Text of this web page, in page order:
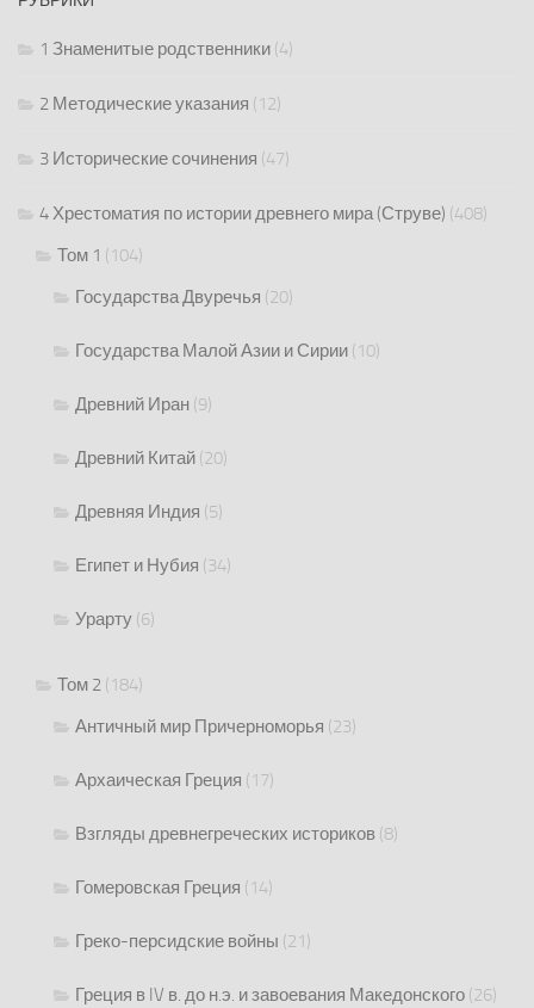
1 Знаменитые родственники (4)
2 Методические указания (12)
3 Исторические сочинения (47)
4 Хрестоматия по истории древнего мира (Струве) (408)
Том 1 (104)
Государства Двуречья (20)
Государства Малой Азии и Сирии (10)
Древний Иран (9)
Древний Китай (20)
Древняя Индия (5)
Египет и Нубия (34)
Урарту (6)
Том 2 (184)
Античный мир Причерноморья (23)
Архаическая Греция (17)
Взгляды древнегреческих историков (8)
Гомеровская Греция (14)
Греко-персидские войны (21)
Греция в IV в. до н.э. и завоевания Македонского (26)